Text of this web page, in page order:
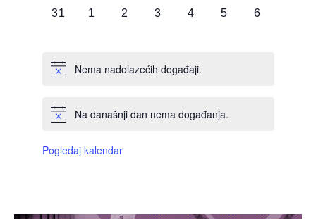
0
31
0
1
0
2
0
3
0
4
0
5
0
6
Nema nadolazećih događaji.
Na današnji dan nema događanja.
Pogledaj kalendar